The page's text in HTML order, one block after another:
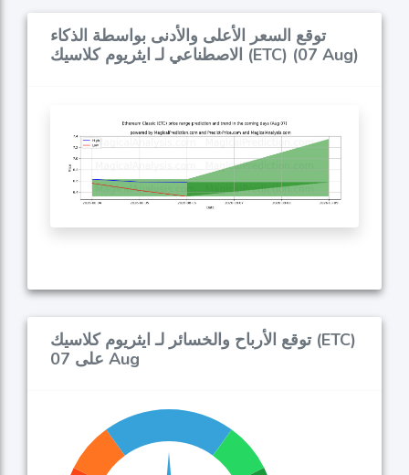
توقع السعر الأعلى والأدنى بواسطة الذكاء
الاصطناعي لـ ايثريوم كلاسيك (ETC) (07 Aug)
توقع الأرباح والخسائر لـ ايثريوم كلاسيك (ETC)
على 07 Aug